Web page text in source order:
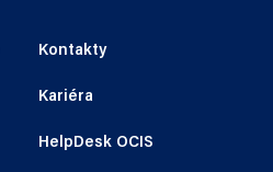
Kontakty
Kariéra
HelpDesk OCIS